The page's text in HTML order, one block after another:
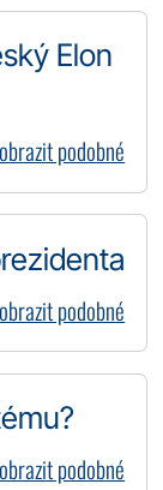
Elon
podobné
podobné
podobné